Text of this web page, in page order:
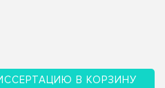
В КОРЗИНУ